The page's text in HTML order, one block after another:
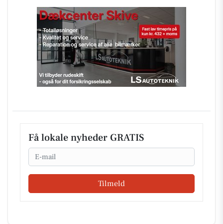
Få lokale nyheder GRATIS
Email
Tilmeld